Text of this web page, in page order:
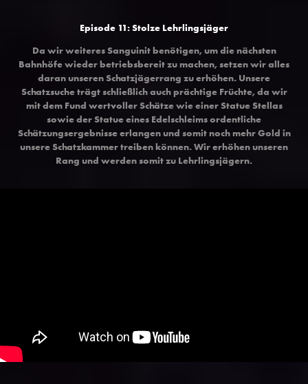
Episode 11: Stolze Lehrlingsjäger
Da wir weiteres Sanguinit benötigen, um die nächsten
Bahnhöfe wieder betriebsbereit zu machen, setzen wir alles
daran unseren Schatzjägerrang zu erhöhen. Unsere
Schatzsuche trägt schließlich auch prächtige Früchte, da wir
mit dem Fund wertvoller Schätze wie einer Statue Stellas
sowie der Statue eines Edelschleims ordentliche
Schätzungsergebnisse erlangen und somit noch mehr Gold in
unsere Schatzkammer treiben können. Wir erhöhen unseren
Rang und werden somit zu Lehrlingsjägern.